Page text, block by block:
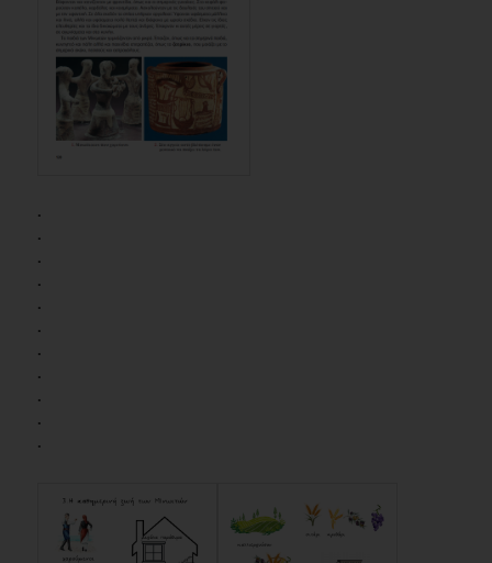
.
.
.
.
.
.
.
.
.
.
.